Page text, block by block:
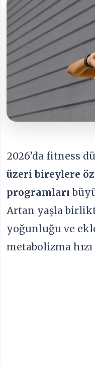
2026’da fitness
üzeri bireylere
programları
Artan yaşla
yoğunluğu ve
metabolizma